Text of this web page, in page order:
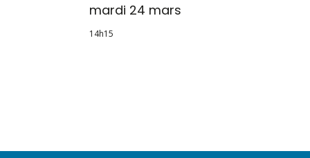
mardi 24 mars
14h15